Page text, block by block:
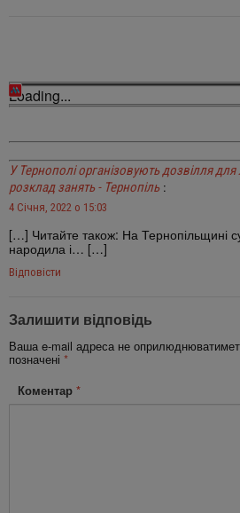
Loading...
У Тернополі організовують дозвілля
розклад занять - Тернопіль :
4 Січня, 2022 о 15:03
[…] Читайте також: На Тернопільщині
народила і… […]
Відповіcти
Залишити відповідь
Ваша e-mail адреса не
позначені *
Коментар *